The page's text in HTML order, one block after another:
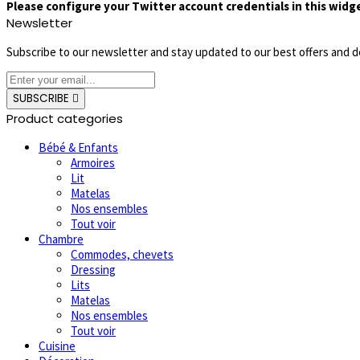
Please configure your Twitter account credentials in this
Newsletter
Subscribe to our newsletter and stay updated to our best offers and
SUBSCRIBE
Product categories
Bébé & Enfants
Armoires
Lit
Matelas
Nos ensembles
Tout voir
Chambre
Commodes, chevets
Dressing
Lits
Matelas
Nos ensembles
Tout voir
Cuisine